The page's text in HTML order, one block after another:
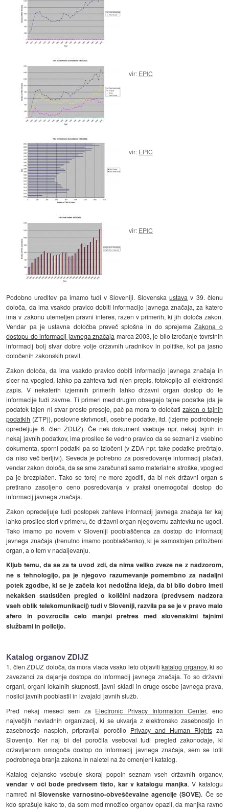
vir: EPIC
vir: EPIC
vir: EPIC
Podobno ureditev pa imamo tudi v Sloveniji. Slovenskaustava v 39. členu
določa, da ima vsakdo pravico dobiti informacijo javnega značaja, za katero
ima v zakonu utemeljen pravni interes, razen v primerih, ki jih določa zakon.
Vendar pa je ustavna določba preveč splošna in do sprejemaZakona o
dostopu do informacij javnega značaja marca 2003, je bilo izročanje tovrstnih
informacij bolj stvar dobre volje državnih uradnikov in politike, kot pa jasno
določenih zakonskih pravil.
Zakon določa, da ima vsakdo pravico dobiti informacijo javnega značaja in
sicer na vpogled, lahko pa zahteva tudi njen prepis, fotokopijo ali elektronski
zapis. V nekaterih izjemnih primerih lahko državni organ dostop do te
informacije tudi zavrne. Ti primeri med drugim obsegajo tajne podatke (da je
podatek tajen ni stvar proste presoje, pač pa mora to določatizakon o tajnih
podatkih (ZTP)), poslovne skrivnosti, osebne podatke, itd. (izjeme podrobneje
opredeljuje 6. člen ZDIJZ). Če nek dokument vsebuje npr. nekaj tajnih in
nekaj javnih podatkov, ima prosilec še vedno pravico da se seznani z vsebino
dokumenta, sporni podatki pa so izločeni (v ZDA npr. take podatke prečrtajo,
da niso več berljivi). Seveda je potrebno za posredovanje informacij plačati,
vendar zakon določa, da se sme zaračunati samo materialne stroške, vpogled
pa je brezplačen. Tako se torej ne more zgoditi, da bi nek državni organ s
pretirano zasoljeno ceno posredovanja v praksi onemogočal dostop do
informacij javnega značaja.
Zakon opredeljuje tudi postopek zahteve informacij javnega značaja ter kaj
lahko prosilec stori v primeru, če državni organ njegovemu zahtevku ne ugodi.
Tako imamo po novem v Sloveniji pooblaščenca za dostop do informacij
javnega značaja (trenutno imamo pooblaščenko), ki je samostojen pritožbeni
organ, a o tem v nadaljevanju.
Kljub temu, da se za ta uvod zdi, da nima veliko zveze ne z nadzorom,
ne s tehnologijo, pa je njegovo razumevanje pomembno za nadaljni
potek zgodbe, ki se je začela kot nedolžna ideja, da bi bilo dobro imeti
nekakšen statističen pregled o količini nadzora (predvsem nadzora
vseh oblik telekomunikacij) tudi v Sloveniji, razvila pa se je v pravo malo
afero in povzročila celo manjši pretres med slovenskimi tajnimi
službami in policijo.
Katalog organov ZDIJZ
1. člen ZDIJZ določa, da mora vlada vsako leto objavitikatalog organov, ki so
zavezanci za dajanje dostopa do informacij javnega značaja. To so državni
organi, organi lokalnih skupnosti, javni skladi in druge osebe javnega prava,
nosilci javnih pooblastil in izvajalci javnih služb.
Pred nekaj meseci sem za Electronic Privacy Information Center, eno
največjih nevladnih organizacij, ki se ukvarja z elektronsko zasebnostjo in
zasebnostjo nasploh, pripravljal poročilo Privacy and Human Rightsza
Slovenijo. Ker naj bi del poročila vseboval tudi pregled zakonodaje, ki
državljanom omogoča dostop do informacij javnega značaja, sem se lotil
podrobnega branja zakona in naletel na že omenjeni katalog.
Katalog dejansko vsebuje skoraj popoln seznam vseh državnih organov,
vendar v oči bode predvsem tisto, kar v katalogu manjka. V katalogu
namreč ni Slovenske varnostno-obveščevalne agencije (SOVE). Če se
kdo sprašuje kako to, da sem med množico organov opazil, da manjka ravno